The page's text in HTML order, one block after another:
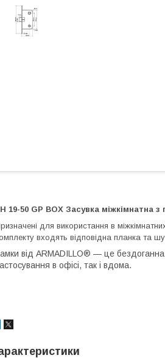
19-50 GP BOX Засувка міжкімнатна
для використання в
входять відповідна планка та
від ARMADILLO® — це бездоганна
в офісі, так і вдома.